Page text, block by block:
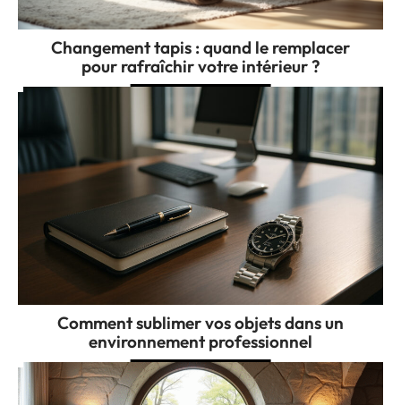
Changement tapis : quand le remplacer
pour rafraîchir votre intérieur ?
Comment sublimer vos objets dans un
environnement professionnel